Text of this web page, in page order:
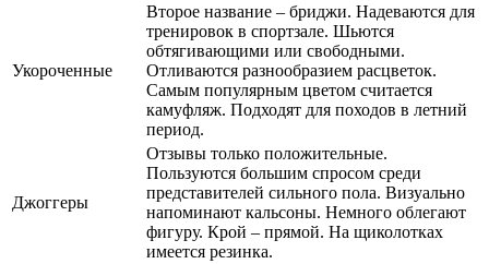
Укороченные
Второе название – бриджи. Надеваются для
тренировок в спортзале. Шьются
обтягивающими или свободными.
Отливаются разнообразием расцветок.
Самым популярным цветом считается
камуфляж. Подходят для походов в летний
период.
Джоггеры
Отзывы только положительные.
Пользуются большим спросом среди
представителей сильного пола. Визуально
напоминают кальсоны. Немного облегают
фигуру. Крой – прямой. На щиколотках
имеется резинка.